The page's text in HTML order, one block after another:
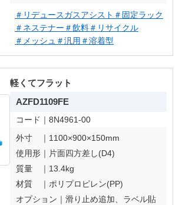
＃リデュースガスアシスト ＃固定ラック
＃ネステナー ＃飲料＃リサイクル
＃メッシュ ＃汎用 ＃溶着型
軽くてフラット
AZFD1109FE
コード｜ 8N4961-00
外寸 ｜ 1100×900×150mm
使用形｜ 片面四方差し(D4)
質量 ｜ 13.4kg
材質 ｜ ポリプロピレン(PP)
オプション｜ 滑り止め追加、ラベル貼